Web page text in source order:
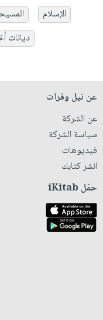
الإسلام
ديانات
عن نيل وفرات
عن الشركة
سياسة الشركة
فيديوهات
انشر كتابك
حمّل iKitab